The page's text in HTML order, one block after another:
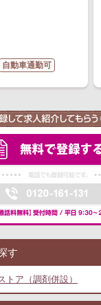
自動車通勤可
す
トア（調剤併設）